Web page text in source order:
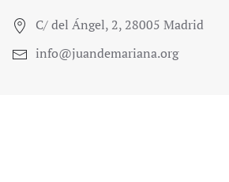
C/ del Ángel, 2, 28005 Madrid
info@juandemariana.org